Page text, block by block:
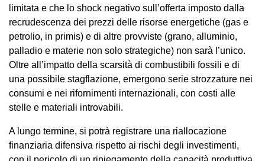
limitata e che lo shock negativo sull’offerta imposto dalla
recrudescenza dei prezzi delle risorse energetiche (gas e
petrolio, in primis) e di altre provviste (grano, alluminio,
palladio e materie non solo strategiche) non sarà l’unico.
Oltre all’impatto della scarsità di combustibili fossili e di
una possibile stagflazione, emergono serie strozzature nei
consumi e nei rifornimenti internazionali, con costi alle
stelle e materiali introvabili.
A lungo termine, si potrà registrare una riallocazione
finanziaria difensiva rispetto ai rischi degli investimenti,